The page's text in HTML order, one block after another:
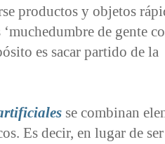
productos y objetos
‘muchedumbre de gente
es sacar partido de la
se combinan
Es decir, en lugar de ser